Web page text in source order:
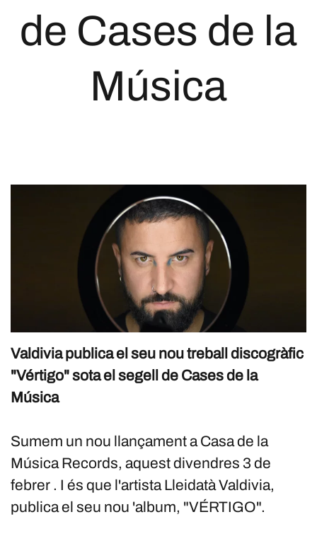
de Cases de la
Música
Valdivia publica el seu nou treball discogràfic
"Vértigo" sota el segell de Cases de la
Música
Sumem un nou llançament a Casa de la
Música Records, aquest divendres 3 de
febrer . I és que l'artista Lleidatà Valdivia,
publica el seu nou 'album, "VÉRTIGO".